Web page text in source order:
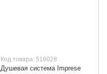
Код товара: 516028
Душевая система Imprese